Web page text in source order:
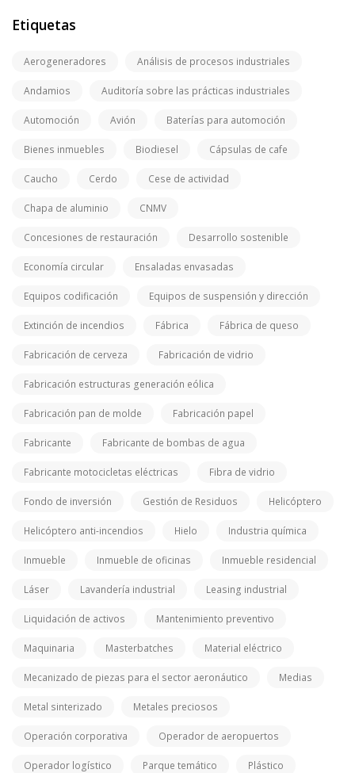
Etiquetas
Aerogeneradores Análisis de procesos industriales
Andamios Auditoría sobre las prácticas industriales
Automoción Avión Baterías para automoción
Bienes inmuebles Biodiesel Cápsulas de cafe
Caucho Cerdo Cese de actividad
Chapa de aluminio CNMV
Concesiones de restauración Desarrollo sostenible
Economía circular Ensaladas envasadas
Equipos codificación Equipos de suspensión y dirección
Extinción de incendios Fábrica Fábrica de queso
Fabricación de cerveza Fabricación de vidrio
Fabricación estructuras generación eólica
Fabricación pan de molde Fabricación papel
Fabricante Fabricante de bombas de agua
Fabricante motocicletas eléctricas Fibra de vidrio
Fondo de inversión Gestión de Residuos Helicóptero
Helicóptero anti-incendios Hielo Industria química
Inmueble Inmueble de oficinas Inmueble residencial
Láser Lavandería industrial Leasing industrial
Liquidación de activos Mantenimiento preventivo
Maquinaria Masterbatches Material eléctrico
Mecanizado de piezas para el sector aeronáutico Medias
Metal sinterizado Metales preciosos
Operación corporativa Operador de aeropuertos
Operador logístico Parque temático Plástico